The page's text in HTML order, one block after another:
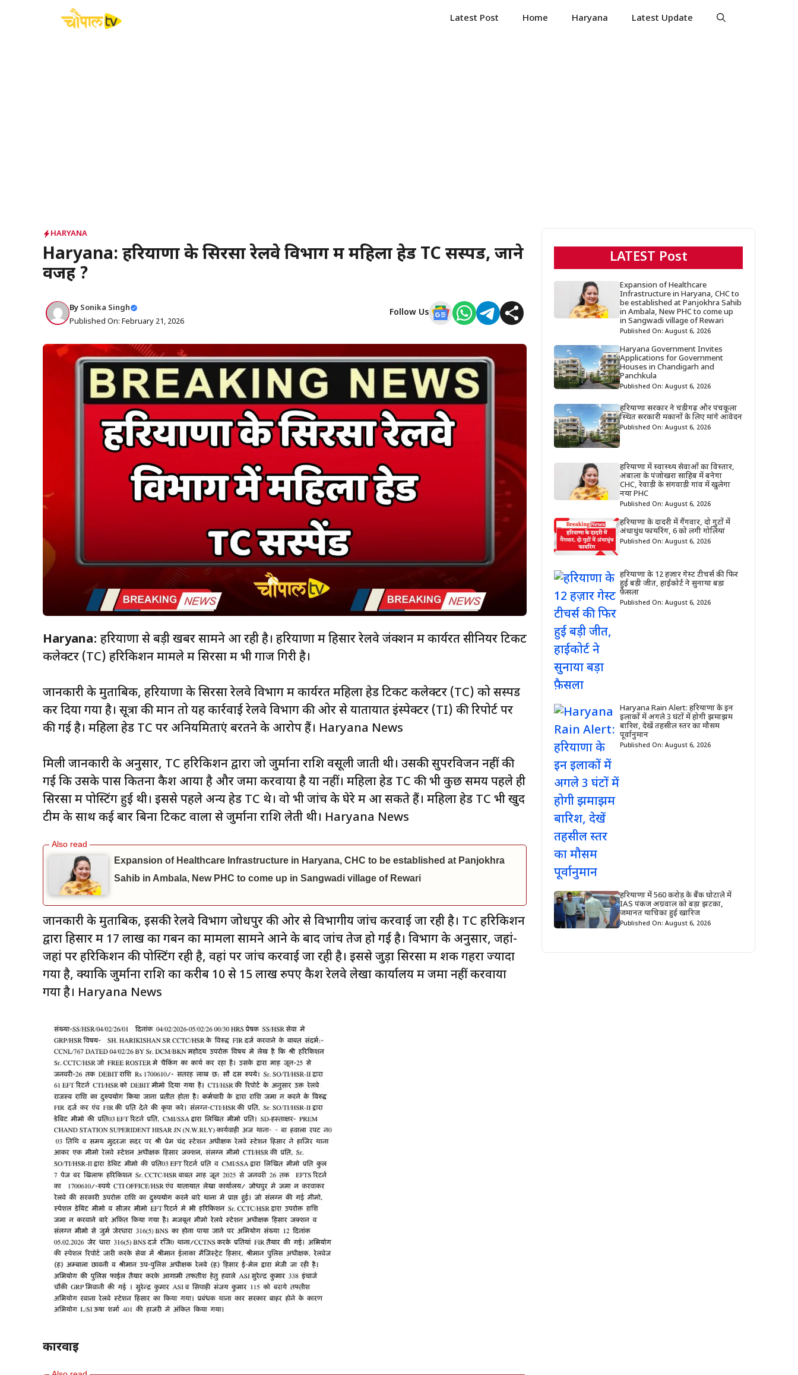
Latest Post Home Haryana Latest Update
HARYANA
Haryana: हरियाणा के सिरसा रेलवे विभाग में महिला हेड TC सस्पेंड, जाने
वजह ?
By Sonika Singh
Published On: February 21, 2026
Follow Us
Haryana: हरियाणा से बड़ी खबर सामने आ रही है। हरियाणा में हिसार रेलवे जंक्शन में कार्यरत सीनियर टिकट
कलेक्टर (TC) हरिकिशन मामले में सिरसा में भी गाज गिरी है।
जानकारी के मुताबिक, हरियाणा के सिरसा रेलवे विभाग में कार्यरत महिला हेड टिकट कलेक्टर (TC) को सस्पेंड
कर दिया गया है। सूत्रों की मानें तो यह कार्रवाई रेलवे विभाग की ओर से यातायात इंस्पेक्टर (TI) की रिपोर्ट पर
की गई है। महिला हेड TC पर अनियमिताएं बरतने के आरोप हैं। Haryana News
मिली जानकारी के अनुसार, TC हरिकिशन द्वारा जो जुर्माना राशि वसूली जाती थी। उसकी सुपरविजन नहीं की
गई कि उसके पास कितना कैश आया है और जमा करवाया है या नहीं। महिला हेड TC की भी कुछ समय पहले ही
सिरसा में पोस्टिंग हुई थी। इससे पहले अन्य हेड TC थे। वो भी जांच के घेरे में आ सकते हैं। महिला हेड TC भी खुद
टीम के साथ कई बार बिना टिकट वालों से जुर्माना राशि लेती थी। Haryana News
Expansion of Healthcare Infrastructure in Haryana, CHC to be established at Panjokhra
Sahib in Ambala, New PHC to come up in Sangwadi village of Rewari
जानकारी के मुताबिक, इसकी रेलवे विभाग जोधपुर की ओर से विभागीय जांच करवाई जा रही है। TC हरिकिशन
द्वारा हिसार में 17 लाख का गबन का मामला सामने आने के बाद जांच तेज हो गई है। विभाग के अनुसार, जहां-
जहां पर हरिकिशन की पोस्टिंग रही है, वहां पर जांच करवाई जा रही है। इससे जुड़ा सिरसा में शक गहरा ज्यादा
गया है, क्योंकि जुर्माना राशि का करीब 10 से 15 लाख रुपए कैश रेलवे लेखा कार्यालय में जमा नहीं करवाया
गया है। Haryana News
कार्रवाई
LATEST Post
Expansion of Healthcare
Infrastructure in Haryana, CHC to
be established at Panjokhra Sahib
in Ambala, New PHC to come up
in Sangwadi village of Rewari
Published On: August 6, 2026
Haryana Government Invites
Applications for Government
Houses in Chandigarh and
Panchkula
Published On: August 6, 2026
हरियाणा सरकार ने चंडीगढ़ और पंचकूला
स्थित सरकारी मकानों के लिए मांगे आवेदन
Published On: August 6, 2026
हरियाणा में स्वास्थ्य सेवाओं का विस्तार,
अंबाला के पंजोखरा साहिब में बनेगा
CHC, रेवाड़ी के संगवाड़ी गांव में खुलेगा
नया PHC
Published On: August 6, 2026
हरियाणा के दादरी में गैंगवार, दो गुटों में
अंधाधुंध फायरिंग, 6 को लगी गोलियां
Published On: August 6, 2026
हरियाणा के 12 हज़ार गेस्ट टीचर्स की फिर
हुई बड़ी जीत, हाईकोर्ट ने सुनाया बड़ा
फ़ैसला
Published On: August 6, 2026
Haryana Rain Alert: हरियाणा के इन
इलाकों में अगले 3 घंटों में होगी झमाझम
बारिश, देखें तहसील स्तर का मौसम
पूर्वानुमान
Published On: August 6, 2026
हरियाणा में 560 करोड़ के बैंक घोटाले में
IAS पंकज अग्रवाल को बड़ा झटका,
जमानत याचिका हुई खारिज
Published On: August 6, 2026